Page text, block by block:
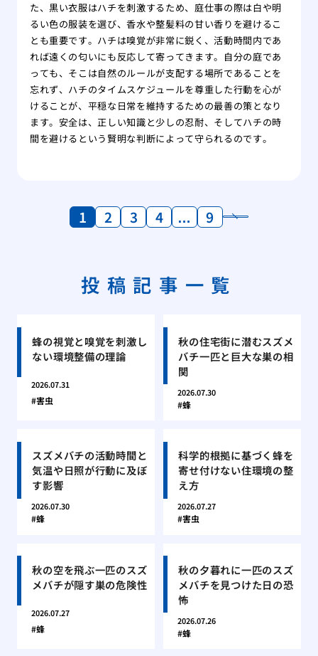
た、黒い衣服はハチを刺激するため、庭仕事の際は白や明
るい色の服装を選び、香水や整髪料の甘い香りを避けるこ
とも重要です。ハチは嗅覚が非常に鋭く、活動時間内であ
れば遠くの匂いにも反応して寄ってきます。自分の庭であ
っても、そこは自然のルールが支配する場所であることを
忘れず、ハチのタイムスケジュールを尊重した行動を心が
けることが、平穏な日常を維持するための最善の策となり
ます。安全は、正しい知識と少しの忍耐、そしてハチの時
間を避けるという賢明な判断によって守られるのです。
1 2 3 4 … 9
投稿記事一覧
蜂の視覚と嗅覚を刺激し
ない環境整備の理論
2026.07.31
害虫
秋の住宅街に潜むスズメ
バチ一匹と巨大な巣の相
関
2026.07.30
蜂
スズメバチの活動時間と
気温や日照が行動に及ぼ
す影響
2026.07.30
蜂
科学的根拠に基づく蜂を
寄せ付けない住環境の整
え方
2026.07.27
害虫
秋の空を飛ぶ一匹のスズ
メバチが隠す巣の危険性
2026.07.27
蜂
秋の夕暮れに一匹のスズ
メバチを見つけた日の恐
怖
2026.07.26
蜂